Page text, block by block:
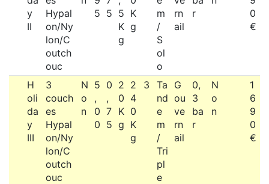
y
II
Hypal
on/Ny
lon/C
outch
ouc
5 5 5
K
g
K
g
m
/
S
ol
o
rn
ail
r
0
€
H
oli
da
y
III
3
couch
es
Hypal
on/Ny
lon/C
outch
ouc
N
o
n
5
,
0
0
0
,
7
5
2
0
K
g
2
4
0
K
g
3
Ta
nd
e
m
/
Tri
pl
e
G
ou
ve
rn
ail
0,
3
ba
r
N
o
n
1
6
9
0
€